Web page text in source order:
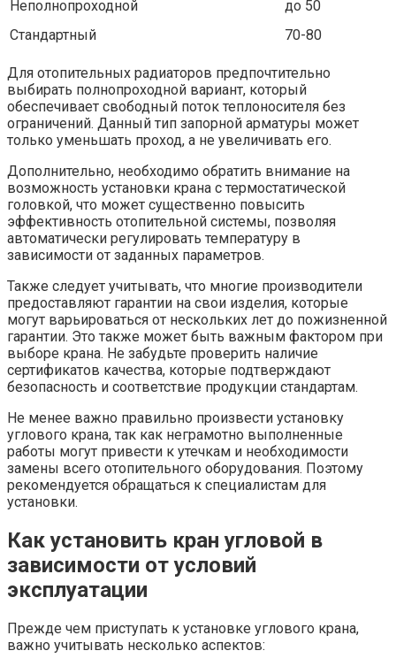
Неполнопроходной
до 50
Стандартный
70-80
Для отопительных радиаторов предпочтительно
выбирать полнопроходной вариант, который
обеспечивает свободный поток теплоносителя без
ограничений. Данный тип запорной арматуры может
только уменьшать проход, а не увеличивать его.
Дополнительно, необходимо обратить внимание на
возможность установки крана с термостатической
головкой, что может существенно повысить
эффективность отопительной системы, позволяя
автоматически регулировать температуру в
зависимости от заданных параметров.
Также следует учитывать, что многие производители
предоставляют гарантии на свои изделия, которые
могут варьироваться от нескольких лет до пожизненной
гарантии. Это также может быть важным фактором при
выборе крана. Не забудьте проверить наличие
сертификатов качества, которые подтверждают
безопасность и соответствие продукции стандартам.
Не менее важно правильно произвести установку
углового крана, так как неграмотно выполненные
работы могут привести к утечкам и необходимости
замены всего отопительного оборудования. Поэтому
рекомендуется обращаться к специалистам для
установки.
Как установить кран угловой в
зависимости от условий
эксплуатации
Прежде чем приступать к установке углового крана,
важно учитывать несколько аспектов: